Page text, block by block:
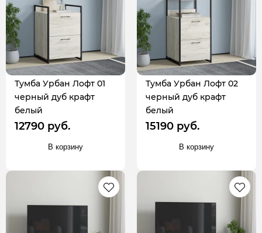
Тумба Урбан Лофт 01
черный дуб крафт
белый
12790 руб.
В корзину
Тумба Урбан Лофт 02
черный дуб крафт
белый
15190 руб.
В корзину